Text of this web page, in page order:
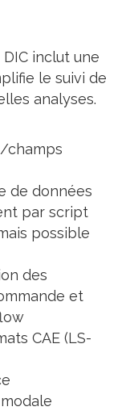
DIC inclut une
le suivi de
analyses.
champs
de données
par script
possible
des
et
CAE (LS-